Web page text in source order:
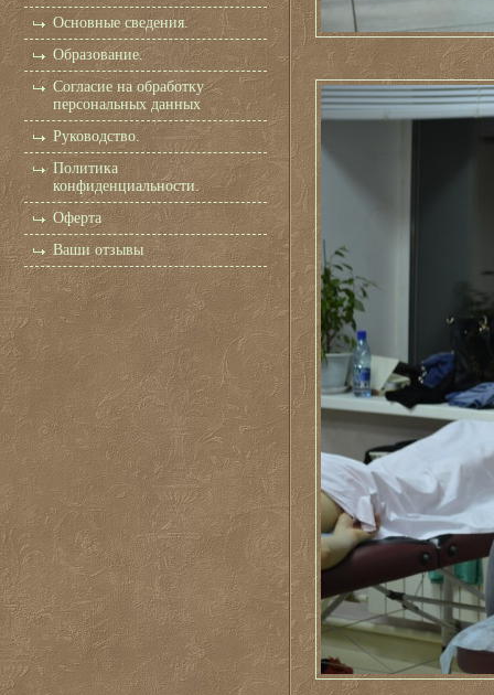
Основные сведения.
Образование.
Согласие на обработку
персональных данных
Руководство.
Политика
конфиденциальности.
Оферта
Ваши отзывы